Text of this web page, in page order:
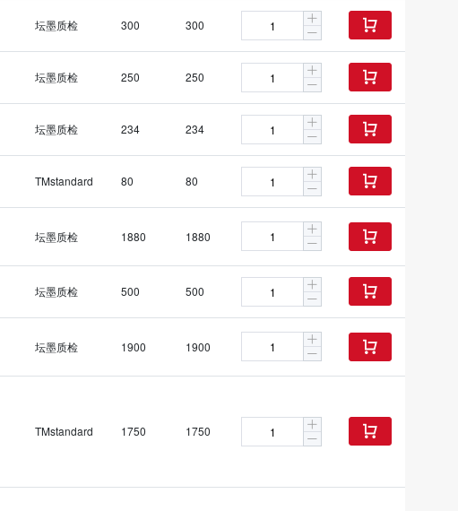
坛墨质检 300 300 
坛墨质检 250 250 
坛墨质检 234 234 
TMstandard 80 80 
坛墨质检 1880 1880 
坛墨质检 500 500 
坛墨质检 1900 1900 
TMstandard 1750 1750 